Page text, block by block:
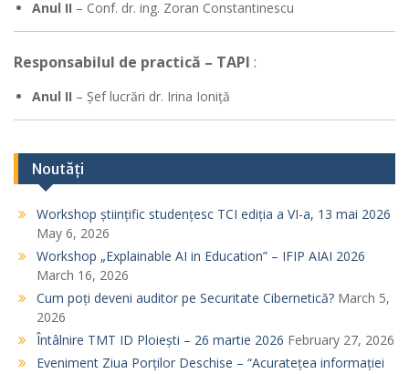
Anul II – Conf. dr. ing. Zoran Constantinescu
Responsabilul de practică – TAPI :
Anul II – Șef lucrări dr. Irina Ioniță
Noutăți
Workshop științific studențesc TCI ediția a VI-a, 13 mai 2026
May 6, 2026
Workshop „Explainable AI in Education” – IFIP AIAI 2026
March 16, 2026
Cum poți deveni auditor pe Securitate Cibernetică? March 5,
2026
Întâlnire TMT ID Ploiești – 26 martie 2026 February 27, 2026
Eveniment Ziua Porților Deschise – “Acuratețea informației